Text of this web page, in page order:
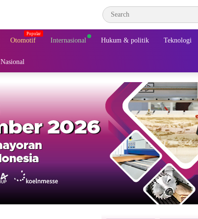
Otomotif Internasional Hukum & politik Teknologi
Nasional